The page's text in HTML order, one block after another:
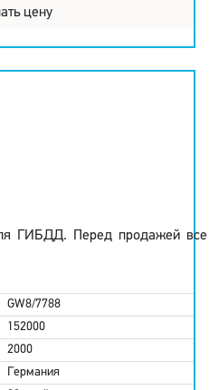
цену
ГИБДД. Перед продажей все
GW8/7788
152000
2000
Германия